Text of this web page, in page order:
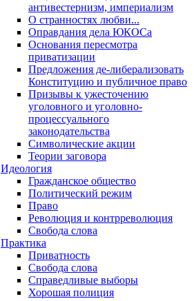
антивестернизм, империализм
О странностях любви...
Оправдания дела ЮКОСа
Основания пересмотра
приватизации
Предложения де-либерализовать
Конституцию и публичное право
Призывы к ужесточению
уголовного и уголовно-
процессуального
законодательства
Символические акции
Теории заговора
Идеология
Гражданское общество
Политический режим
Право
Революция и контрреволюция
Свобода слова
Практика
Приватность
Свобода слова
Справедливые выборы
Хорошая полиция